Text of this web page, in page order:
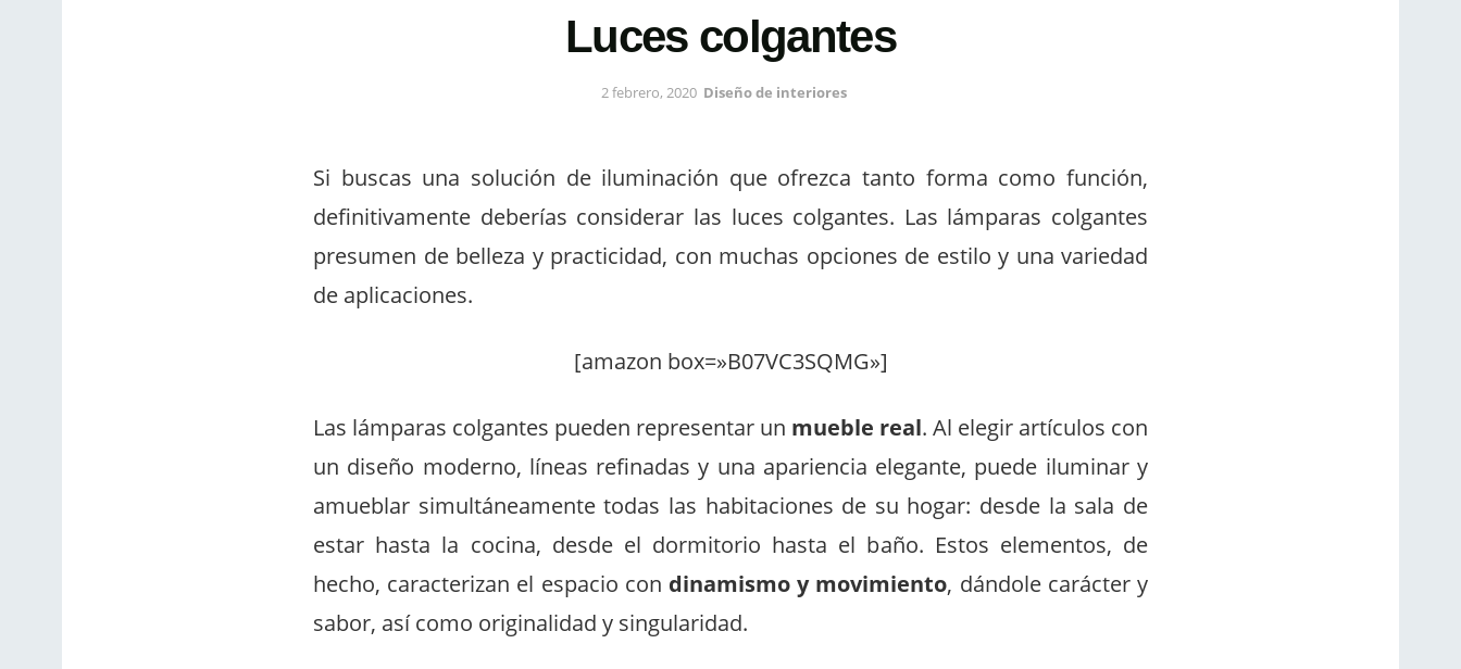
Luces colgantes
2 febrero, 2020 Diseño de interiores
Si buscas una solución de iluminación que ofrezca tanto forma como función,
definitivamente deberías considerar las luces colgantes. Las lámparas colgantes
presumen de belleza y practicidad, con muchas opciones de estilo y una variedad
de aplicaciones.
[amazon box=»B07VC3SQMG»]
Las lámparas colgantes pueden representar un mueble real. Al elegir artículos con
un diseño moderno, líneas refinadas y una apariencia elegante, puede iluminar y
amueblar simultáneamente todas las habitaciones de su hogar: desde la sala de
estar hasta la cocina, desde el dormitorio hasta el baño. Estos elementos, de
hecho, caracterizan el espacio con dinamismo y movimiento, dándole carácter y
sabor, así como originalidad y singularidad.